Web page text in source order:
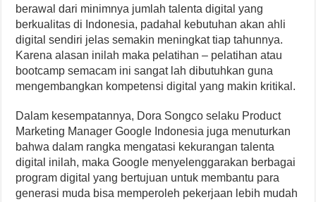
berawal dari minimnya jumlah talenta digital yang
berkualitas di Indonesia, padahal kebutuhan akan ahli
digital sendiri jelas semakin meningkat tiap tahunnya.
Karena alasan inilah maka pelatihan – pelatihan atau
bootcamp semacam ini sangat lah dibutuhkan guna
mengembangkan kompetensi digital yang makin kritikal.
Dalam kesempatannya, Dora Songco selaku Product
Marketing Manager Google Indonesia juga menuturkan
bahwa dalam rangka mengatasi kekurangan talenta
digital inilah, maka Google menyelenggarakan berbagai
program digital yang bertujuan untuk membantu para
generasi muda bisa memperoleh pekerjaan lebih mudah